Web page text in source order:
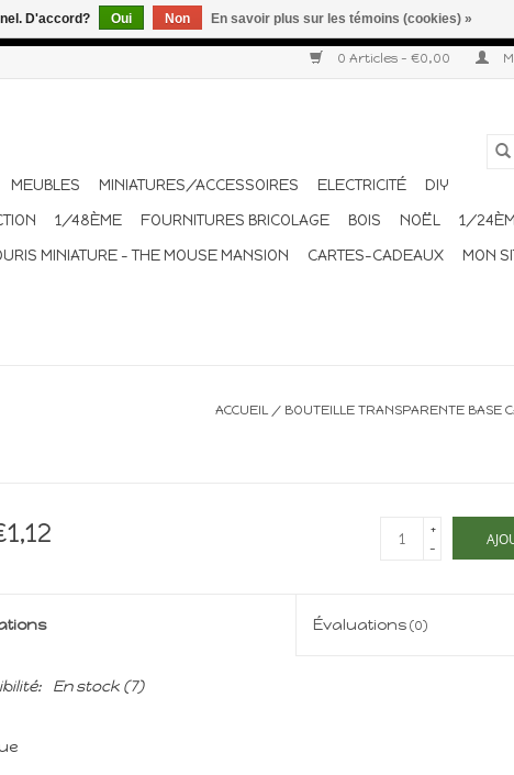
0 Articles - €0,00
MEUBLES MINIATURES/ACCESSOIRES ELECTRICITÉ
DIY
1/48ÈME FOURNITURES BRICOLAGE BOIS NOËL 1/
MINIATURE - THE MOUSE MANSION CARTES-CADEAUX MON
ACCUEIL / BOUTEILLE TRANSPARENTE BASE
+
-
Évaluations(0)
En stock(7)
D'accord? Oui Non En savoir plus sur les témoins (cookies) »
sont effectués une à deux fois par semaine. Merci pour votre